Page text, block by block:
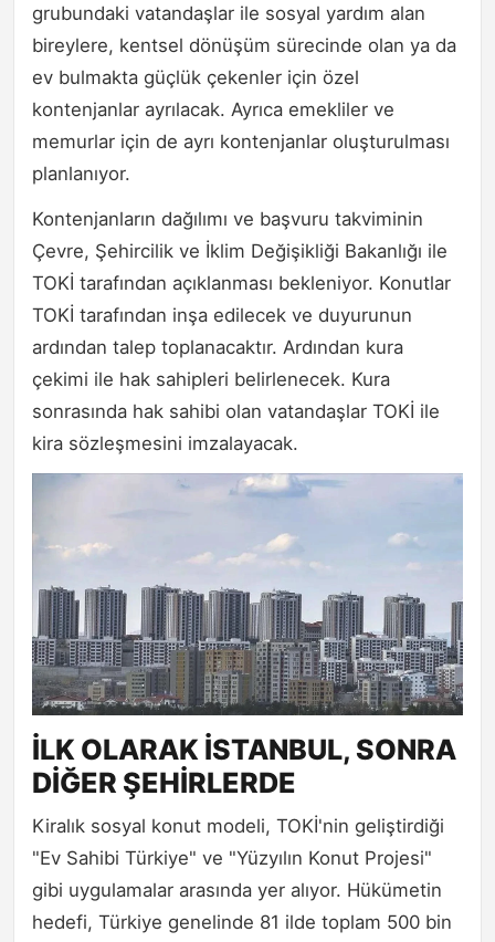
grubundaki vatandaşlar ile sosyal yardım alan
bireylere, kentsel dönüşüm sürecinde olan ya da
ev bulmakta güçlük çekenler için özel
kontenjanlar ayrılacak. Ayrıca emekliler ve
memurlar için de ayrı kontenjanlar oluşturulması
planlanıyor.
Kontenjanların dağılımı ve başvuru takviminin
Çevre, Şehircilik ve İklim Değişikliği Bakanlığı ile
TOKİ tarafından açıklanması bekleniyor. Konutlar
TOKİ tarafından inşa edilecek ve duyurunun
ardından talep toplanacaktır. Ardından kura
çekimi ile hak sahipleri belirlenecek. Kura
sonrasında hak sahibi olan vatandaşlar TOKİ ile
kira sözleşmesini imzalayacak.
İLK OLARAK İSTANBUL, SONRA
DİĞER ŞEHİRLERDE
Kiralık sosyal konut modeli, TOKİ'nin geliştirdiği
"Ev Sahibi Türkiye" ve "Yüzyılın Konut Projesi"
gibi uygulamalar arasında yer alıyor. Hükümetin
hedefi, Türkiye genelinde 81 ilde toplam 500 bin